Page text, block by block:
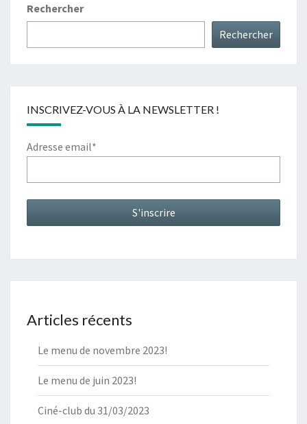
Rechercher
Rechercher
INSCRIVEZ-VOUS À LA NEWSLETTER !
Adresse email*
Articles récents
Le menu de novembre 2023!
Le menu de juin 2023!
Ciné-club du 31/03/2023